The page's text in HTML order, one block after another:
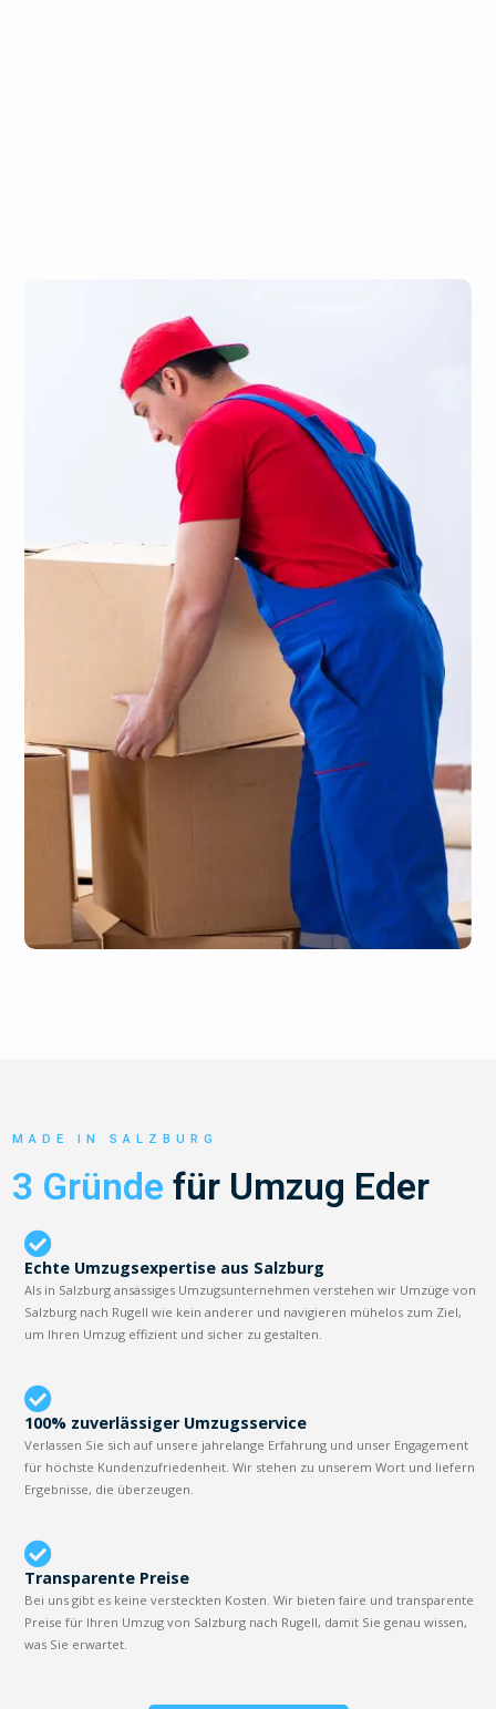
MADE IN SALZBURG
3 Gründe für Umzug Eder
Echte Umzugsexpertise aus Salzburg
Als in Salzburg ansässiges Umzugsunternehmen verstehen wir Umzüge von
Salzburg nach Rugell wie kein anderer und navigieren mühelos zum Ziel,
um Ihren Umzug effizient und sicher zu gestalten.
100% zuverlässiger Umzugsservice
Verlassen Sie sich auf unsere jahrelange Erfahrung und unser Engagement
für höchste Kundenzufriedenheit. Wir stehen zu unserem Wort und liefern
Ergebnisse, die überzeugen.
Transparente Preise
Bei uns gibt es keine versteckten Kosten. Wir bieten faire und transparente
Preise für Ihren Umzug von Salzburg nach Rugell, damit Sie genau wissen,
was Sie erwartet.